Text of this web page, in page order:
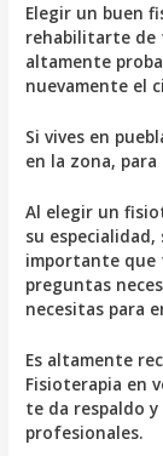
Elegir un buen
rehabilitarte de
altamente
nuevamente el
Si vives en
en la zona,
Al elegir un
su
importante que
preguntas
necesitas para
Es altamente
Fisioterapia en
te da respaldo
profesionales.